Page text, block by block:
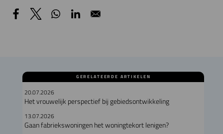
GERELATEERDE ARTIKELEN
20.07.2026
Het vrouwelijk perspectief bij gebiedsontwikkeling
13.07.2026
Gaan fabriekswoningen het woningtekort lenigen?